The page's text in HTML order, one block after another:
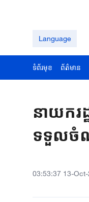
Language
ទំព័រមុខ ព័ត៌មាន
នាយករ
ទទួលចំ
03:53:37 13-